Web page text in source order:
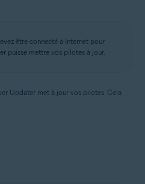
être connecté à Internet pour
puisse mettre vos pilotes à jour.
Updater met à jour vos pilotes. Cela